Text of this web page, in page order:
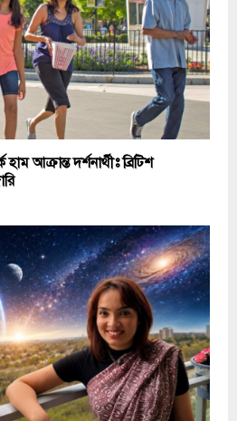
হাম আক্রান্ত দর্শনার্থীঃ ব্রিটিশ